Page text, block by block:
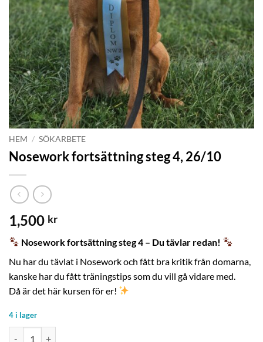
HEM / SÖKARBETE
Nosework fortsättning steg 4, 26/10
1,500 kr
Nosework fortsättning steg 4 – Du tävlar redan!
Nu har du tävlat i Nosework och fått bra kritik från domarna,
kanske har du fått träningstips som du vill gå vidare med.
Då är det här kursen för er!
4 i lager